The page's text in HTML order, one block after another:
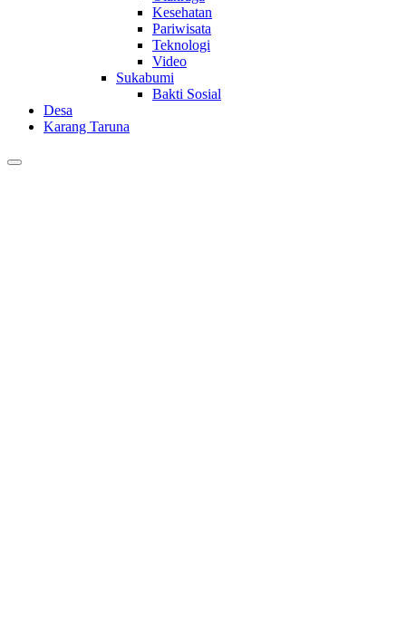
Kesehatan
Pariwisata
Teknologi
Video
Sukabumi
Bakti Sosial
Desa
Karang Taruna